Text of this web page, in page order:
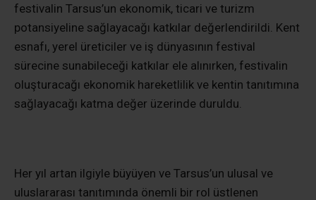
festivalin Tarsus’un ekonomik, ticari ve turizm
potansiyeline sağlayacağı katkılar değerlendirildi. Kent
esnafı, yerel üreticiler ve iş dünyasının festival
sürecine sunabileceği katkılar ele alınırken, festivalin
oluşturacağı ekonomik hareketlilik ve kentin tanıtımına
sağlayacağı katma değer üzerinde duruldu.
Her yıl artan ilgiyle büyüyen ve Tarsus’un ulusal ve
uluslararası tanıtımında önemli bir rol üstlenen